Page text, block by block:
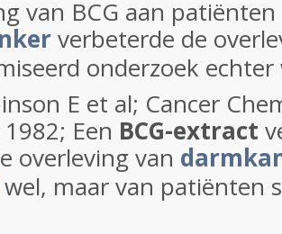
van BCG aan
verbeterde de
onderzoek echter
E et al; Cancer
Een BCG-extract
overleving van
wel, maar van patiënten